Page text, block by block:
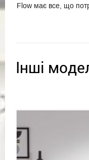
Flow має все, що
Інші